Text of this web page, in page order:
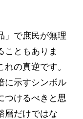
」で庶民が無理
こともありま
の真逆です。
に示すシンボル
つけるべきと思
層だけではな